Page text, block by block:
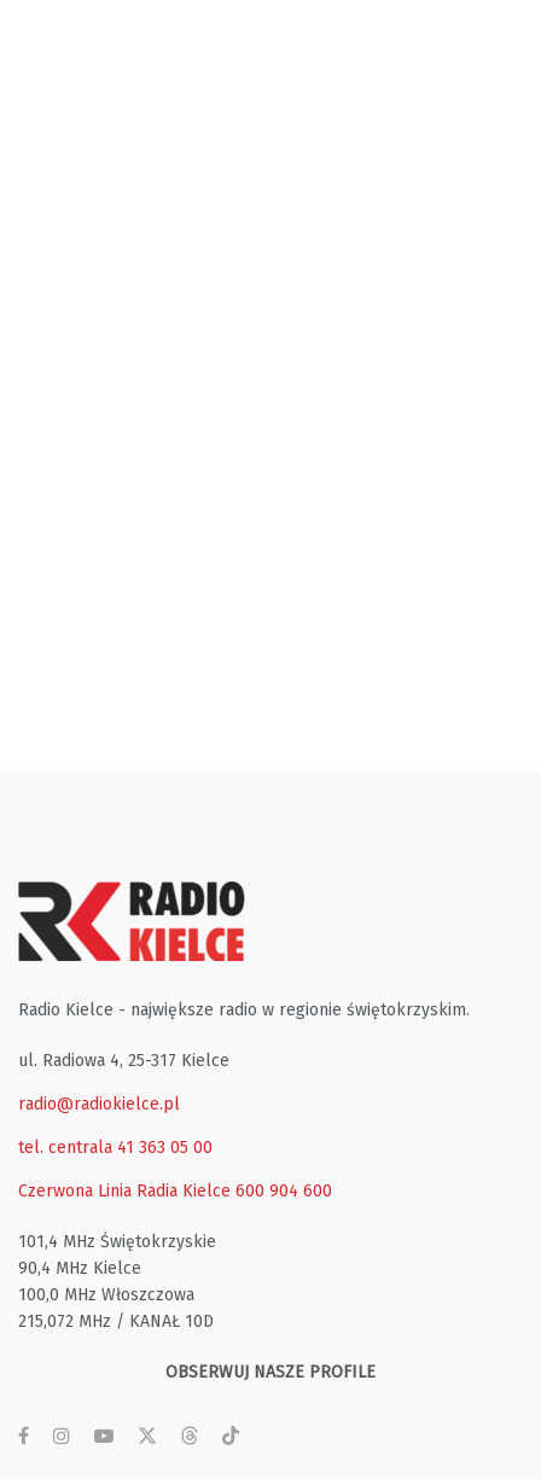
Radio Kielce - największe radio w regionie świętokrzyskim.
ul. Radiowa 4, 25-317 Kielce
radio@radiokielce.pl
tel. centrala 41 363 05 00
Czerwona Linia Radia Kielce 600 904 600
101,4 MHz Świętokrzyskie
90,4 MHz Kielce
100,0 MHz Włoszczowa
215,072 MHz / KANAŁ 10D
OBSERWUJ NASZE PROFILE